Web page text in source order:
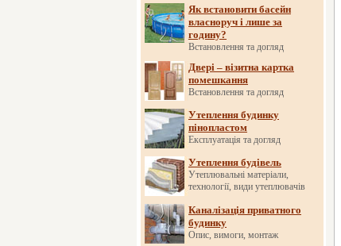
Як встановити басейн
власноруч і лише за
годину?
Встановлення та догляд
Двері – візитна картка
помешкання
Встановлення та догляд
Утеплення будинку
пінопластом
Експлуатація та догляд
Утеплення будівель
Утеплювальні матеріали,
технології, види утеплювачів
Каналізація приватного
будинку
Опис, вимоги, монтаж